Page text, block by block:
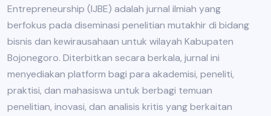
Entrepreneurship (IJBE) adalah jurnal ilmiah yang
berfokus pada diseminasi penelitian mutakhir di bidang
bisnis dan kewirausahaan untuk wilayah Kabupaten
Bojonegoro. Diterbitkan secara berkala, jurnal ini
menyediakan platform bagi para akademisi, peneliti,
praktisi, dan mahasiswa untuk berbagi temuan
penelitian, inovasi, dan analisis kritis yang berkaitan